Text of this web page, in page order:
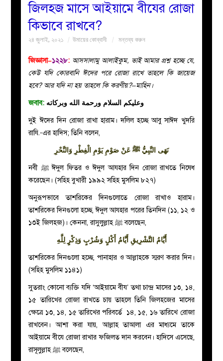
বয়ান
নারীদের
মজলিস
করুন
জিলহজ মাসে আইয়ামে বীযের রোজা
কিভাবে রাখবে?
২৪ জুলাই, ২০২১ উমায়ের কোব্বাদী মন্তব্য করুন
জিজ্ঞাসা–১২২৮: আসসালামু আলাইকুম, ভাই আমার প্রশ্ন হচ্ছে যে,
কেউ যদি কোরবানি ঈদের পরে রোজা রাখে তাহলে কি জায়েজ
হবে? আর যদি না হয় তাহলে কি করণীয়?–মাহিন।
জবাব: وعليكم السلام ورحمة الله وبركاته
দুই ঈদের দিন রোজা রাখা হারাম। দলিল হচ্ছে আবু সাঈদ খুদরি
রাযি.-এর হাদিস; তিনি বলেন,
نَهَى النَّبِيُّﷺ عَنْ صَوْمِ يَوْمِ الْفِطْرِ وَالنَّحْرِ
নবী ﷺঈদুল ফিতর ও ঈদুল আযহার দিন রোজা রাখতে নিষেধ
করেছেন। (সহিহ বুখারী ১৯৯২ সহিহ মুসলিম ৮২৭)
অনুরূপভাবে তাশরিকের দিনগুলোতে রোজা রাখাও হারাম।
তাশরিকের দিনগুলো হচ্ছে, ঈদুল আযহার পরের তিনদিন (১১, ১২ ও
১৩ই জিলহজ)। কেননা, রাসুলুল্লাহﷺবলেছেন,
أَيَّامُ التَّشْرِيقِ أَيَّامُ أَكْلٍ وَشُرْبٍ وَذِكْرٍ لِلَّهِ
তাশরিকের দিনগুলো হচ্ছে, পানাহার ও আল্লাহকে স্মরণ করার দিন।
(সহিহ মুসলিম ১১৪১)
সুতরাং কোনো ব্যক্তি যদি ‘আইয়ামে বীয’ তথা চান্দ্র মাসের ১৩, ১৪,
১৫ তারিখের রোজা রাখতে চায় তাহলে তিনি জিলহজের মাসের
ক্ষেত্রে ১৩, ১৪, ১৫ তারিখের পরিবর্তে ১৪, ১৫, ১৬ তারিখে রোজা
রাখবেন। আশা করা যায়, আল্লাহ তাআলা এর মাধ্যমে তাকে
আইয়ামে বীযে রোজা রাখার ফজিলত দান করবেন। হাদিসে এসেছে,
রাসূলুল্লাহ ‌ﷺ বলেছেন,